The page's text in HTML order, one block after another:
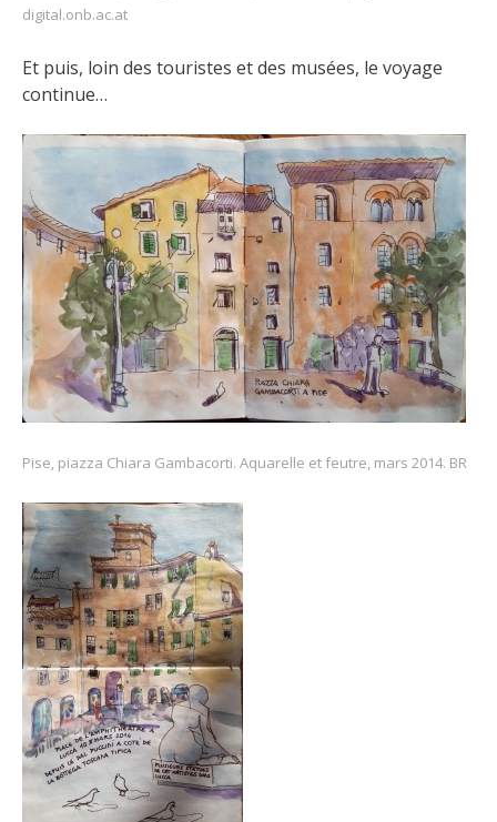
digital.onb.ac.at
Et puis, loin des touristes et des musées, le voyage
continue…
Pise, piazza Chiara Gambacorti. Aquarelle et feutre, mars 2014. BR